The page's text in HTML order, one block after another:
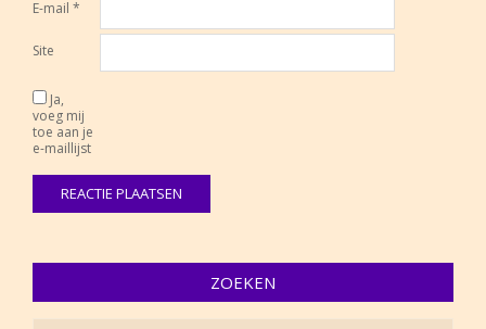
E-mail *
Site
Ja,
voeg mij
toe aan je
e-maillijst
ZOEKEN